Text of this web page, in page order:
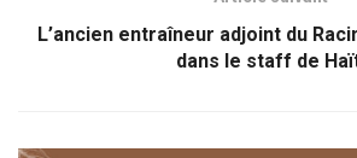
L’ancien entraîneur adjoint du
dans le staff de